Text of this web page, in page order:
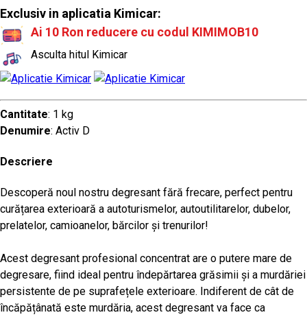
Exclusiv in aplicatia Kimicar:
Ai 10 Ron reducere cu codul KIMIMOB10
Asculta hitul Kimicar
Cantitate: 1 kg
Denumire: Activ D
Descriere
Descoperă noul nostru degresant fără frecare, perfect pentru
curățarea exterioară a autoturismelor, autoutilitarelor, dubelor,
prelatelor, camioanelor, bărcilor și trenurilor!
Acest degresant profesional concentrat are o putere mare de
degresare, fiind ideal pentru îndepărtarea grăsimii și a murdăriei
persistente de pe suprafețele exterioare. Indiferent de cât de
încăpățânată este murdăria, acest degresant va face ca